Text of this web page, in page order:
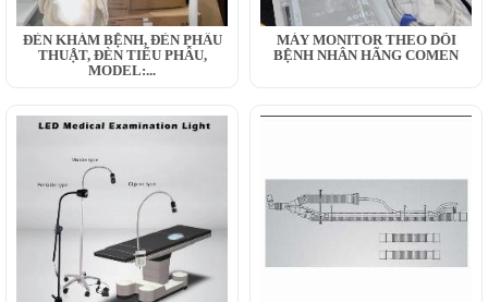
ĐÈN KHÁM BỆNH, ĐÈN PHẪU
THUẬT, ĐÈN TIỂU PHẪU,
MODEL:...
MÁY MONITOR THEO DÕI
BỆNH NHÂN HÃNG COMEN